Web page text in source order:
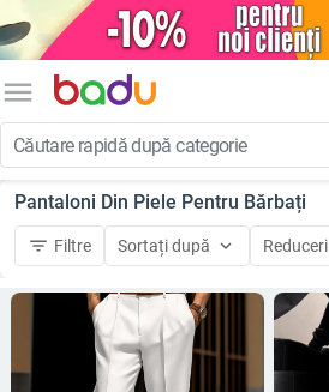
menu
Pantaloni Din Piele Pentru Bărbați
filter_list Filtre Sortați după keyboard_arrow_down Reduceri